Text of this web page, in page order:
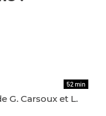
52 min
G. Carsoux et L.